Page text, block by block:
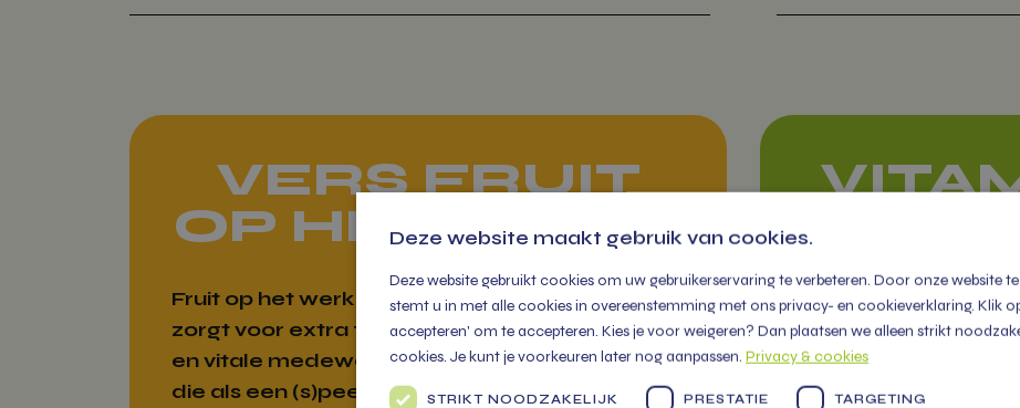
VERS FRUIT
OP HET WERK
Fruit op het werk levert
zorgt voor extra fitte
en vitale medewerkers
die als een (s)peer
OP
U vindt ons iedere
week op diverse
markten in de regio
met een grote
Deze website maakt gebruik van cookies.
Deze website gebruikt cookies om uw gebruikerservaring te verbeteren. Door onze website
stemt u in met alle cookies in overeenstemming met ons privacy- en cookieverklaring. Klik
accepteren' om te accepteren. Kies je voor weigeren? Dan plaatsen we alleen strikt
cookies. Je kunt je voorkeuren later nog aanpassen. Privacy & cookies
STRIKT NOODZAKELIJK PRESTATIE TARGETING